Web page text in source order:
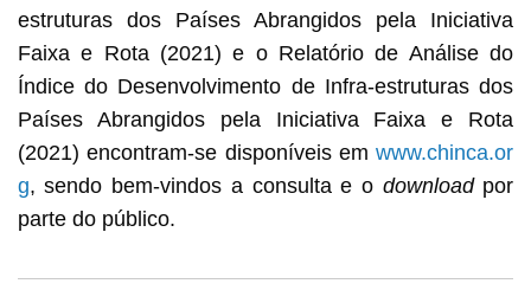
estruturas dos Países Abrangidos pela Iniciativa
Faixa e Rota (2021) e o Relatório de Análise do
Índice do Desenvolvimento de Infra-estruturas dos
Países Abrangidos pela Iniciativa Faixa e Rota
(2021) encontram-se disponíveis emwww.chinca.or
g, sendo bem-vindos a consulta e o downloadpor
parte do público.